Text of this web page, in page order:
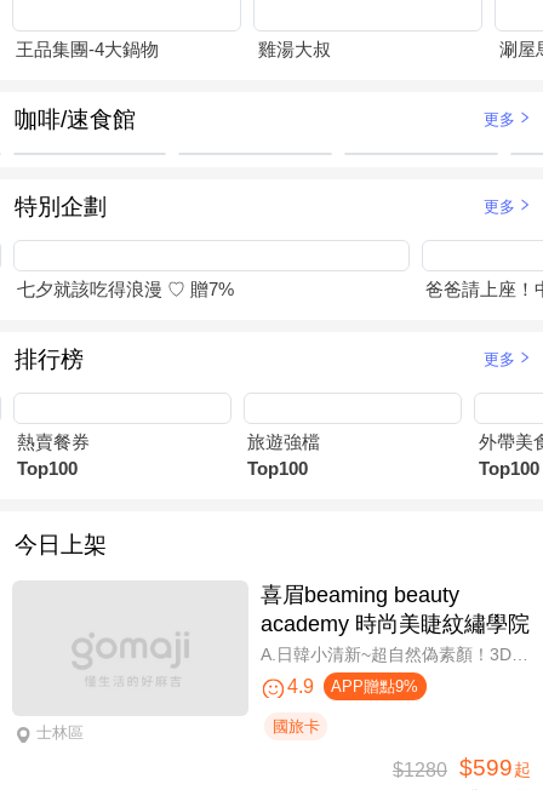
王品集團-4大鍋物 雞湯大叔 涮屋
咖啡/速食館 更多
特別企劃 更多
七夕就該吃得浪漫 ♡ 贈7% 爸爸請上座！
排行榜 更多
熱賣餐券
Top100
旅遊強檔
Top100
外帶美
Top100
今日上架
士林區
喜眉beaming beauty
academy 時尚美睫紋繡學院
4.9 APP贈點9%
國旅卡
$1280 $599起